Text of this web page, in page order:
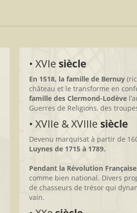
• XVIe siècle
En 1518, la famille de Bernuy
château et le transforme en
famille des Clermond-Lodève
Guerres de Religions, des
• XVIIe & XVIIIe siècle
Devenu marquisat à partir de
Luynes de 1715 à 1789.
Pendant la Révolution Française
comme bien national. Divers
de chasseurs de trésor qui
vain.